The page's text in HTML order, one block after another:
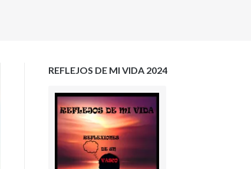
REFLEJOS DE MI VIDA 2024